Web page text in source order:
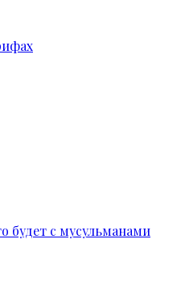
будет с мусульманами